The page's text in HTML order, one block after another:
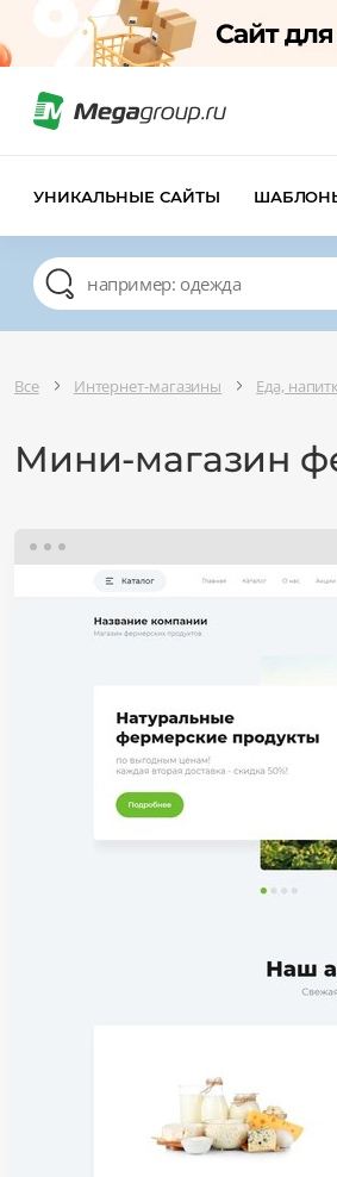
УНИКАЛЬНЫЕ САЙТЫ
Все Интернет-магазины Еда,
Мини-магазин